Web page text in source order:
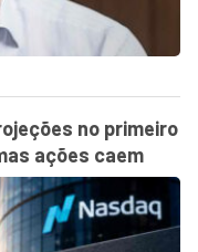
no primeiro
ações caem